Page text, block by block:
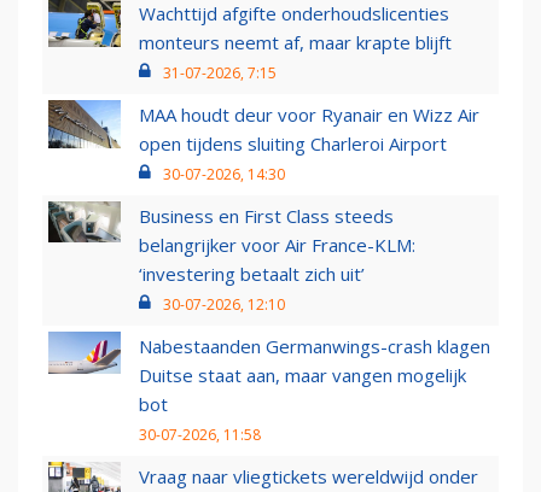
Wachttijd afgifte onderhoudslicenties
monteurs neemt af, maar krapte blijft
31-07-2026, 7:15
MAA houdt deur voor Ryanair en Wizz Air
open tijdens sluiting Charleroi Airport
30-07-2026, 14:30
Business en First Class steeds
belangrijker voor Air France-KLM:
‘investering betaalt zich uit’
30-07-2026, 12:10
Nabestaanden Germanwings-crash klagen
Duitse staat aan, maar vangen mogelijk
bot
30-07-2026, 11:58
Vraag naar vliegtickets wereldwijd onder